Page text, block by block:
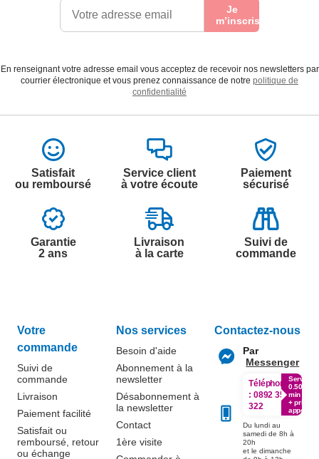
Je
m’inscris
En renseignant votre adresse email vous acceptez de recevoir nos newsletters par
courrier électronique et vous prenez connaissance de notre politique de
confidentialité
Satisfait
ou remboursé
Service client
à votre écoute
Paiement
sécurisé
Garantie
2 ans
Livraison
à la carte
Suivi de
commande
Votre
commande
Suivi de
commande
Livraison
Paiement facilité
Satisfait ou
remboursé, retour
ou échange
Nos services
Besoin d'aide
Abonnement à la
newsletter
Désabonnement à
la newsletter
Contact
1ère visite
Contactez-nous
Par
Messenger
Téléphone
: 0892 350
322
Service
0.50€ /
min
+ prix
appel
Du lundi au
samedi de 8h à
20h
et le dimanche